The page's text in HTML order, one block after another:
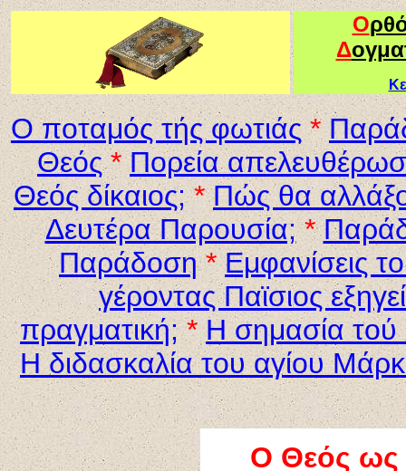
Ο
Δ
Ο ποταμός τής φωτιάς *
Θεός * Πορεία
Θεός δίκαιος; * Πώς θα α
Δευτέρα Παρουσία; *
Παράδοση * Εμφανίσεις
γέροντας Παϊσιος
πραγματική; * Η σημασία τού
Η διδασκαλία του αγίου
Ο Θεός